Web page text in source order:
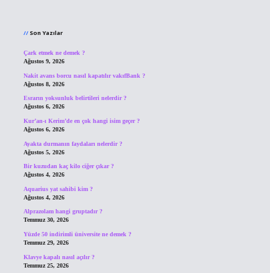
Son Yazılar
Çark etmek ne demek ?
Ağustos 9, 2026
Nakit avans borcu nasıl kapatılır vakıfBank ?
Ağustos 8, 2026
Esrarın yoksunluk belirtileri nelerdir ?
Ağustos 6, 2026
Kur’an-ı Kerim’de en çok hangi isim geçer ?
Ağustos 6, 2026
Ayakta durmanın faydaları nelerdir ?
Ağustos 5, 2026
Bir kuzudan kaç kilo ciğer çıkar ?
Ağustos 4, 2026
Aquarius yat sahibi kim ?
Ağustos 4, 2026
Alprazolam hangi gruptadır ?
Temmuz 30, 2026
Yüzde 50 indirimli üniversite ne demek ?
Temmuz 29, 2026
Klavye kapalı nasıl açılır ?
Temmuz 25, 2026